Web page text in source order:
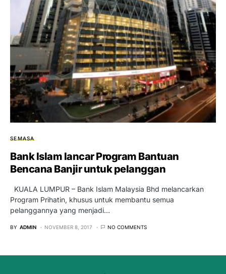
SEMASA
Bank Islam lancar Program Bantuan
Bencana Banjir untuk pelanggan
KUALA LUMPUR – Bank Islam Malaysia Bhd melancarkan
Program Prihatin, khusus untuk membantu semua
pelanggannya yang menjadi…
BY ADMIN NOVEMBER 8, 2017 NO COMMENTS